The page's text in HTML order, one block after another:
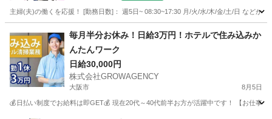
主婦(夫)の働くを応援！ [勤務日数]： 週5日~ 08:30~17:30 月/火/水/木/金/土/日 などか
フロント
毎月半分お休み！日給3万円！ホテルで住み込みか
んたんワーク
日給30,000円
株式会社GROWAGENCY
大阪市 8月5日
💰日払い制度でお給料は即GET💰 現在20代～40代前半お方が活躍中です！ 【お仕事